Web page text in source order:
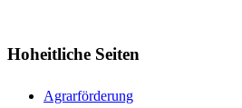
Hoheitliche Seiten
Agrarförderung